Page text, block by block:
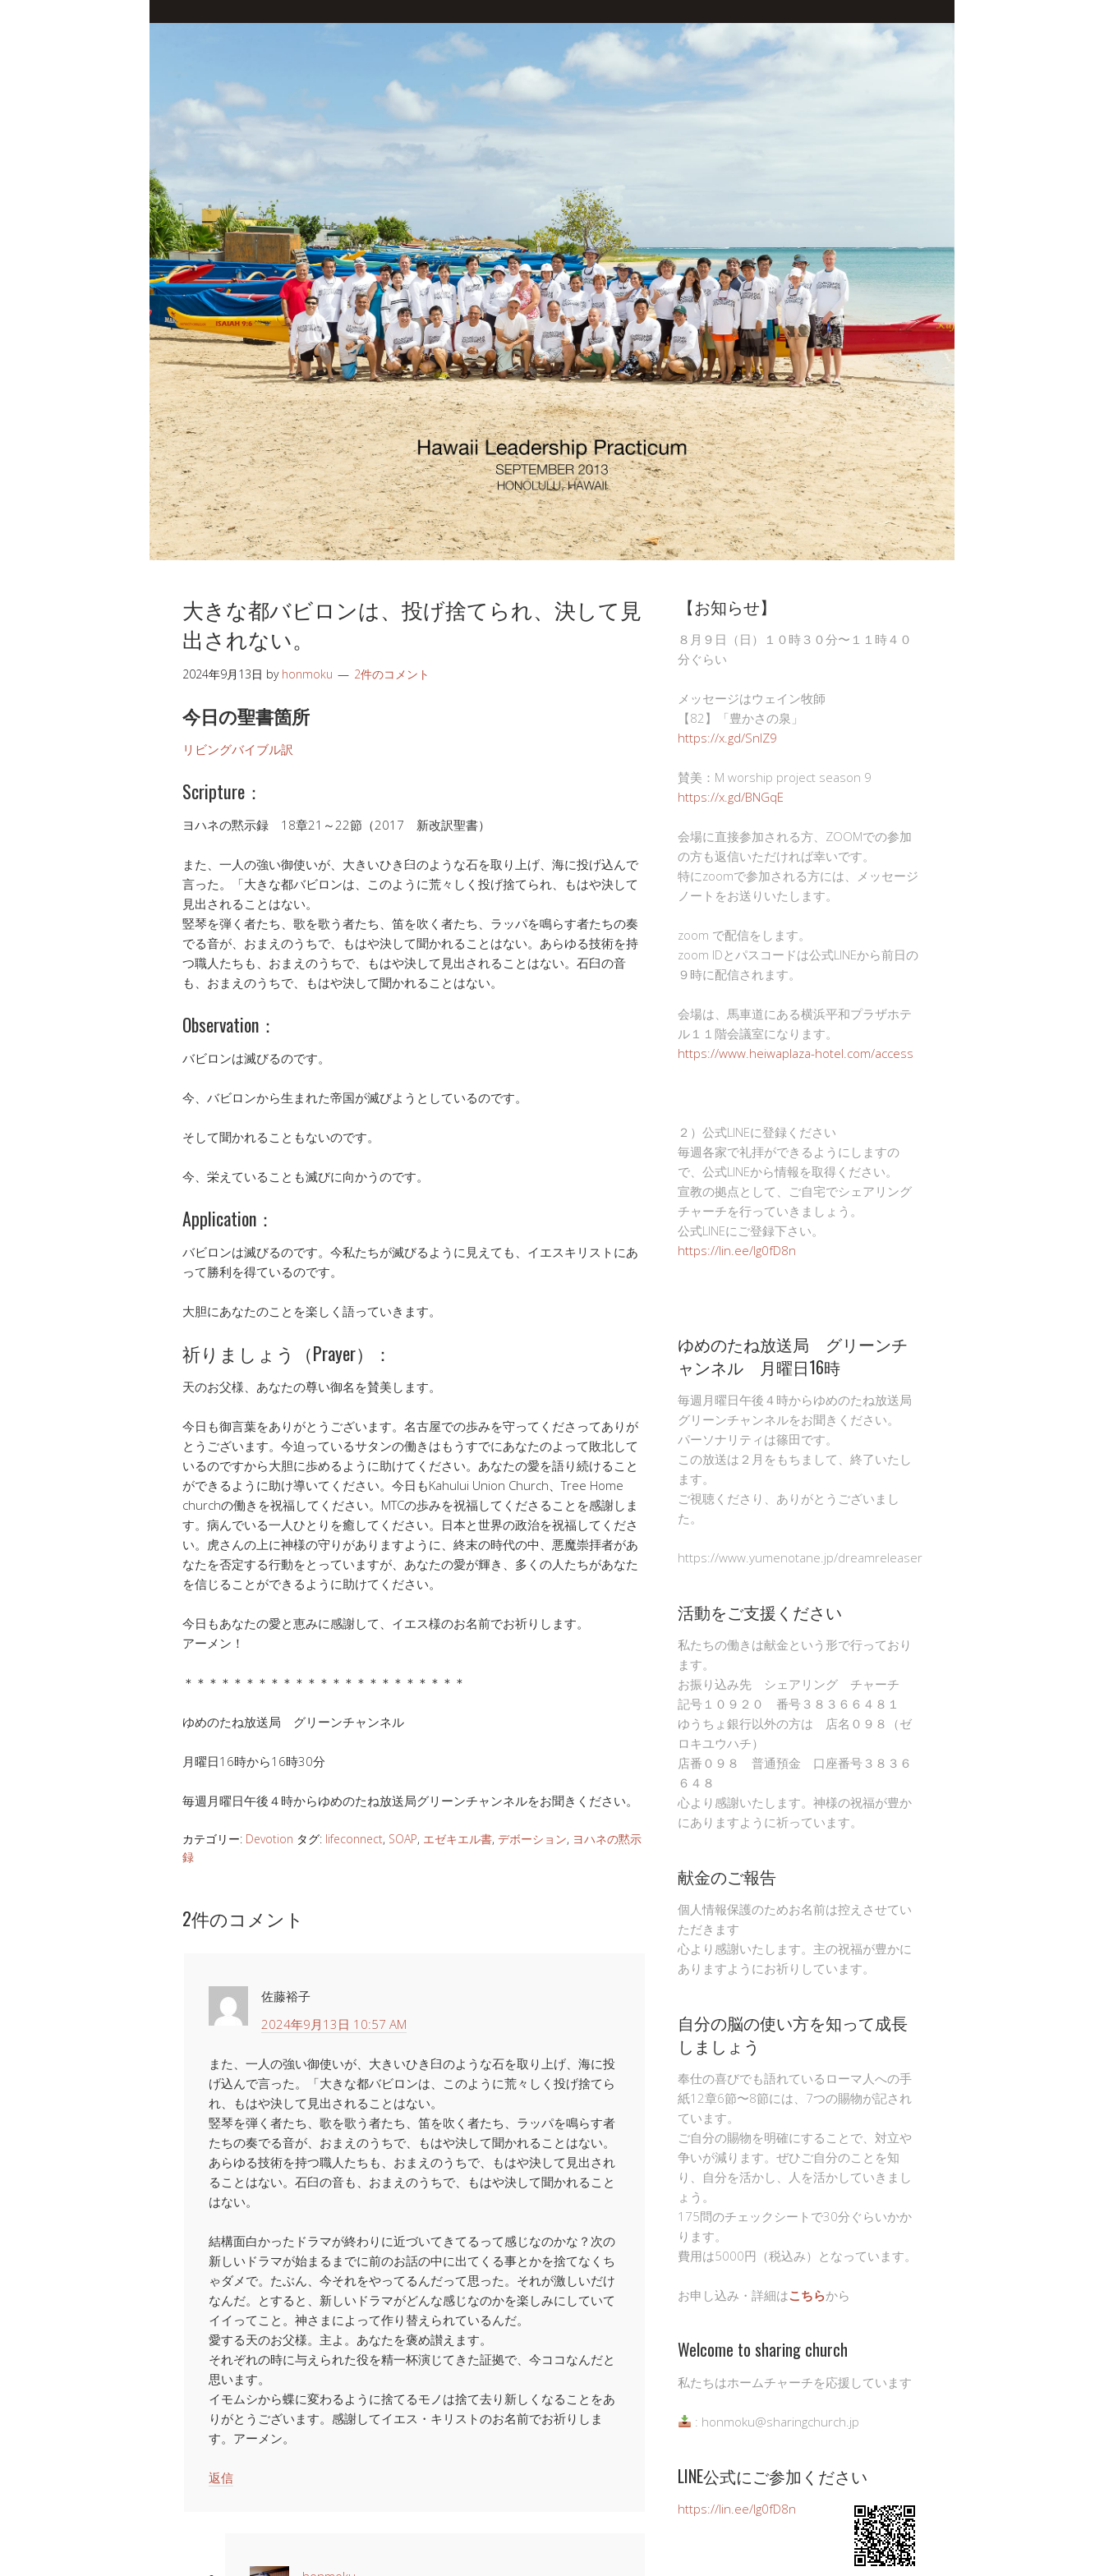
大きな都バビロンは、投げ捨てられ、決して見
出されない。
2024年9月13日 by honmoku 2件のコメント
今日の聖書箇所
リビングバイブル訳
Scripture：
ヨハネの黙示録 18章21～22節（2017 新改訳聖書）
また、一人の強い御使いが、大きいひき臼のような石を取り上げ、海に投げ込んで
言った。「大きな都バビロンは、このように荒々しく投げ捨てられ、もはや決して
見出されることはない。
竪琴を弾く者たち、歌を歌う者たち、笛を吹く者たち、ラッパを鳴らす者たちの奏
でる音が、おまえのうちで、もはや決して聞かれることはない。あらゆる技術を持
つ職人たちも、おまえのうちで、もはや決して見出されることはない。石臼の音
も、おまえのうちで、もはや決して聞かれることはない。
Observation：
バビロンは滅びるのです。
今、バビロンから生まれた帝国が滅びようとしているのです。
そして聞かれることもないのです。
今、栄えていることも滅びに向かうのです。
Application：
バビロンは滅びるのです。今私たちが滅びるように見えても、イエスキリストにあ
って勝利を得ているのです。
大胆にあなたのことを楽しく語っていきます。
祈りましょう（Prayer）：
天のお父様、あなたの尊い御名を賛美します。
今日も御言葉をありがとうございます。名古屋での歩みを守ってくださってありが
とうございます。今迫っているサタンの働きはもうすでにあなたのよって敗北して
いるのですから大胆に歩めるように助けてください。あなたの愛を語り続けること
ができるように助け導いてください。今日もKahului Union Church、Tree Home
churchの働きを祝福してください。MTCの歩みを祝福してくださることを感謝しま
す。病んでいる一人ひとりを癒してください。日本と世界の政治を祝福してくださ
い。虎さんの上に神様の守りがありますように、終末の時代の中、悪魔崇拝者があ
なたを否定する行動をとっていますが、あなたの愛が輝き、多くの人たちがあなた
を信じることができるように助けてください。
今日もあなたの愛と恵みに感謝して、イエス様のお名前でお祈りします。
アーメン！
＊＊＊＊＊＊＊＊＊＊＊＊＊＊＊＊＊＊＊＊＊＊＊
ゆめのたね放送局 グリーンチャンネル
月曜日16時から16時30分
毎週月曜日午後４時からゆめのたね放送局グリーンチャンネルをお聞きください。
カテゴリー: Devotion タグ: lifeconnect, SOAP, エゼキエル書, デボーション, ヨハネの黙示
録
2件のコメント
佐藤裕子
2024年9月13日 10:57 AM
また、一人の強い御使いが、大きいひき臼のような石を取り上げ、海に投
げ込んで言った。「大きな都バビロンは、このように荒々しく投げ捨てら
れ、もはや決して見出されることはない。
竪琴を弾く者たち、歌を歌う者たち、笛を吹く者たち、ラッパを鳴らす者
たちの奏でる音が、おまえのうちで、もはや決して聞かれることはない。
あらゆる技術を持つ職人たちも、おまえのうちで、もはや決して見出され
ることはない。石臼の音も、おまえのうちで、もはや決して聞かれること
はない。
結構面白かったドラマが終わりに近づいてきてるって感じなのかな？次の
新しいドラマが始まるまでに前のお話の中に出てくる事とかを捨てなくち
ゃダメで。たぶん、今それをやってるんだって思った。それが激しいだけ
なんだ。とすると、新しいドラマがどんな感じなのかを楽しみにしていて
イイってこと。神さまによって作り替えられているんだ。
愛する天のお父様。主よ。あなたを褒め讃えます。
それぞれの時に与えられた役を精一杯演じてきた証拠で、今ココなんだと
思います。
イモムシから蝶に変わるように捨てるモノは捨て去り新しくなることをあ
りがとうございます。感謝してイエス・キリストのお名前でお祈りしま
す。アーメン。
返信
【お知らせ】
８月９日（日）１０時３０分〜１１時４０
分ぐらい
メッセージはウェイン牧師
【82】「豊かさの泉」
https://x.gd/SnlZ9
賛美：M worship project season 9
https://x.gd/BNGqE
会場に直接参加される方、ZOOMでの参加
の方も返信いただければ幸いです。
特にzoomで参加される方には、メッセージ
ノートをお送りいたします。
zoom で配信をします。
zoom IDとパスコードは公式LINEから前日の
９時に配信されます。
会場は、馬車道にある横浜平和プラザホテ
ル１１階会議室になります。
https://www.heiwaplaza-hotel.com/access
２）公式LINEに登録ください
毎週各家で礼拝ができるようにしますの
で、公式LINEから情報を取得ください。
宣教の拠点として、ご自宅でシェアリング
チャーチを行っていきましょう。
公式LINEにご登録下さい。
https://lin.ee/Ig0fD8n
ゆめのたね放送局 グリーンチ
ャンネル 月曜日16時
毎週月曜日午後４時からゆめのたね放送局
グリーンチャンネルをお聞きください。
パーソナリティは篠田です。
この放送は２月をもちまして、終了いたし
ます。
ご視聴くださり、ありがとうございまし
た。
https://www.yumenotane.jp/dreamreleaser
活動をご支援ください
私たちの働きは献金という形で行っており
ます。
お振り込み先 シェアリング チャーチ
記号１０９２０ 番号３８３６６４８１
ゆうちょ銀行以外の方は 店名０９８（ゼ
ロキユウハチ）
店番０９８ 普通預金 口座番号３８３６
６４８
心より感謝いたします。神様の祝福が豊か
にありますように祈っています。
献金のご報告
個人情報保護のためお名前は控えさせてい
ただきます
心より感謝いたします。主の祝福が豊かに
ありますようにお祈りしています。
自分の脳の使い方を知って成長
しましょう
奉仕の喜びでも語れているローマ人への手
紙12章6節〜8節には、7つの賜物が記され
ています。
ご自分の賜物を明確にすることで、対立や
争いが減ります。ぜひご自分のことを知
り、自分を活かし、人を活かしていきまし
ょう。
175問のチェックシートで30分ぐらいかか
ります。
費用は5000円（税込み）となっています。
お申し込み・詳細はこちらから
Welcome to sharing church
私たちはホームチャーチを応援しています
: honmoku@sharingchurch.jp
LINE公式にご参加ください
https://lin.ee/Ig0fD8n